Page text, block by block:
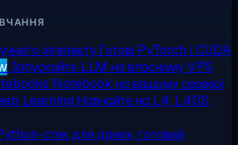
інтелектуГотові PyTorch і CUDA
Запускайте LLM на власному VPS
Notebook на вашому сервері
Learning Навчайте на L4, L40S,
стек для даних, готовий